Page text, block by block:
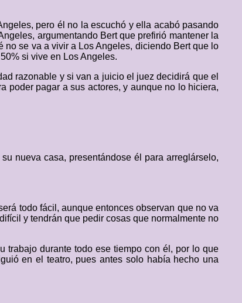
pero él no la escuchó y ella acabó pasando
argumentando Bert que prefirió mantener la
se va a vivir a Los Angeles, diciendo Bert que lo
si vive en Los Angeles.
razonable y si van a juicio el juez decidirá que el
poder pagar a sus actores, y aunque no lo hiciera,
nueva casa, presentándose él para arreglárselo,
todo fácil, aunque entonces observan que no va
y tendrán que pedir cosas que normalmente no
trabajo durante todo ese tiempo con él, por lo que
en el teatro, pues antes solo había hecho una